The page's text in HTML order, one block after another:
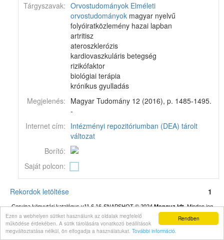
Rendben
Ezen a webhelyen sütiket használunk az oldalak megfelelő
működése érdekében. A sütik tárolására vonatkozó beállítások
megváltoztatása nélkül, ön elfogadja a használatukat. További információ.
Tárgyszavak: Orvostudományok Elméleti
orvostudományok magyar nyelvű
folyóiratközlemény hazai lapban
artritisz
ateroszklerózis
kardiovaszkuláris betegség
rizikófaktor
biológiai terápia
krónikus gyulladás
Megjelenés: Magyar Tudomány 12 (2016), p. 1485-1495.
-
Internet cím: Intézményi repozitóriumban (DEA) tárolt
változat
Borító:
Saját polcon:
Rekordok letöltése 1
Corvina könyvtári katalógus v11.6.16-SNAPSHOT© 2024Monguz kft.Minden jog
fenntartva.